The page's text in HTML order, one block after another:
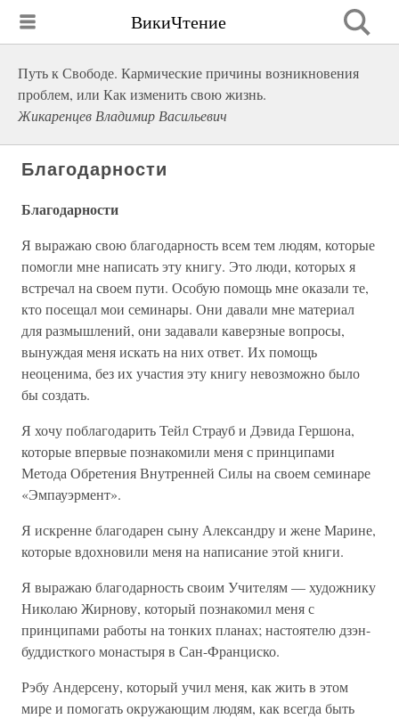
ВикиЧтение
Путь к Свободе. Кармические причины возникновения
проблем, или Как изменить свою жизнь.
Жикаренцев Владимир Васильевич
Благодарности
Благодарности
Я выражаю свою благодарность всем тем людям, которые
помогли мне написать эту книгу. Это люди, которых я
встречал на своем пути. Особую помощь мне оказали те,
кто посещал мои семинары. Они давали мне материал
для размышлений, они задавали каверзные вопросы,
вынуждая меня искать на них ответ. Их помощь
неоценима, без их участия эту книгу невозможно было
бы создать.
Я хочу поблагодарить Тейл Страуб и Дэвида Гершона,
которые впервые познакомили меня с принципами
Метода Обретения Внутренней Силы на своем семинаре
«Эмпауэрмент».
Я искренне благодарен сыну Александру и жене Марине,
которые вдохновили меня на написание этой книги.
Я выражаю благодарность своим Учителям — художнику
Николаю Жирнову, который познакомил меня с
принципами работы на тонких планах; настоятелю дзэн-
буддисткого монастыря в Сан-Франциско.
Рэбу Андерсену, который учил меня, как жить в этом
мире и помогать окружающим людям, как всегда быть